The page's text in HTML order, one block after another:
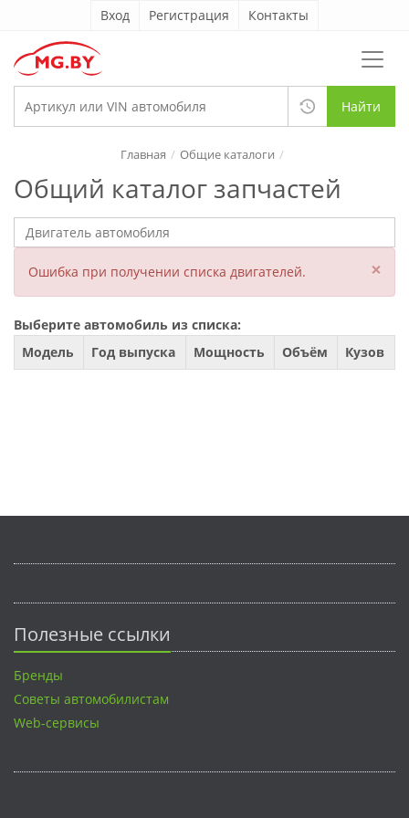
Вход Регистрация Контакты
Найти
Общий каталог запчастей
Главная Общие каталоги
Ошибка при получении списка двигателей. ×
Выберите автомобиль из списка:
Модель
Год выпуска Мощность Объём Кузов
Полезные ссылки
Бренды
Советы автомобилистам
Web-сервисы